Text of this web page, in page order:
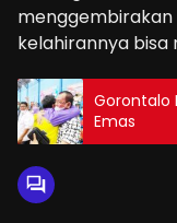
kelahirannya
Gorontalo
Emas